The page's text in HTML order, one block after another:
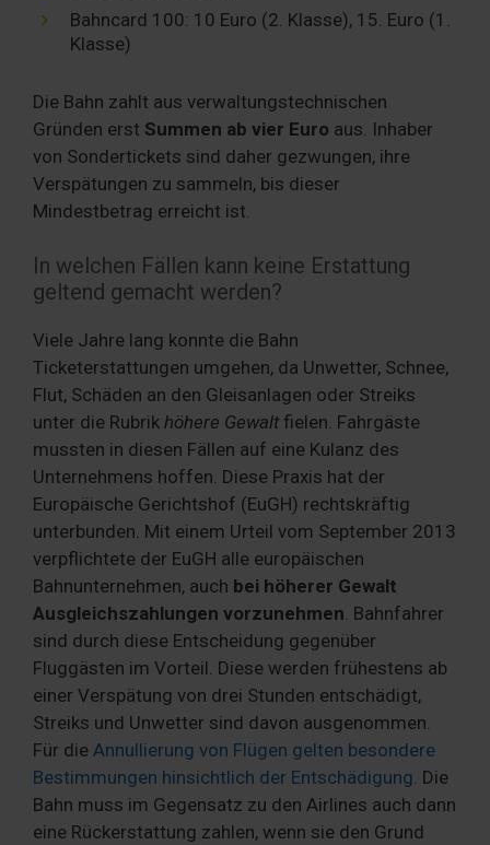
Bahncard 100: 10 Euro (2. Klasse), 15. Euro (1.
Klasse)
Die Bahn zahlt aus verwaltungstechnischen
Gründen erst Summen ab vier Euro aus. Inhaber
von Sondertickets sind daher gezwungen, ihre
Verspätungen zu sammeln, bis dieser
Mindestbetrag erreicht ist.
In welchen Fällen kann keine Erstattung
geltend gemacht werden?
Viele Jahre lang konnte die Bahn
Ticketerstattungen umgehen, da Unwetter, Schnee,
Flut, Schäden an den Gleisanlagen oder Streiks
unter die Rubrik höhere Gewalt fielen. Fahrgäste
mussten in diesen Fällen auf eine Kulanz des
Unternehmens hoffen. Diese Praxis hat der
Europäische Gerichtshof (EuGH) rechtskräftig
unterbunden. Mit einem Urteil vom September 2013
verpflichtete der EuGH alle europäischen
Bahnunternehmen, auch bei höherer Gewalt
Ausgleichszahlungen vorzunehmen. Bahnfahrer
sind durch diese Entscheidung gegenüber
Fluggästen im Vorteil. Diese werden frühestens ab
einer Verspätung von drei Stunden entschädigt,
Streiks und Unwetter sind davon ausgenommen.
Für die Annullierung von Flügen gelten besondere
Bestimmungen hinsichtlich der Entschädigung. Die
Bahn muss im Gegensatz zu den Airlines auch dann
eine Rückerstattung zahlen, wenn sie den Grund